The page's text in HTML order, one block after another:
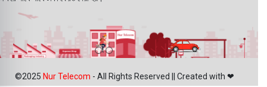
©2025 Nur Telecom - All Rights Reserved || Created with ❤